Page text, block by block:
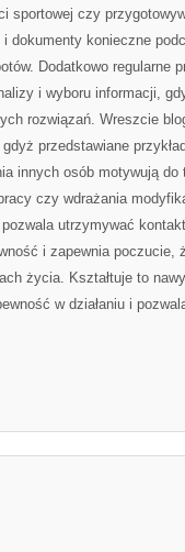
sportowej czy
dokumenty konieczne
Dodatkowo regularne
i wyboru informacji,
rozwiązań. Wreszcie
przedstawiane
innych osób motywują do
czy wdrażania
utrzymywać
i zapewnia poczucie,
życia. Kształtuje to
w działaniu i